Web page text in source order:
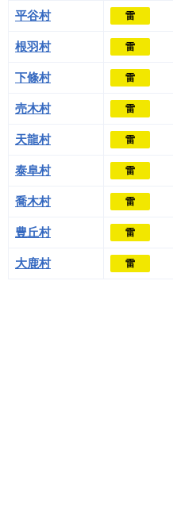
平谷村 雷
根羽村 雷
下條村 雷
売木村 雷
天龍村 雷
泰阜村 雷
喬木村 雷
豊丘村 雷
大鹿村 雷